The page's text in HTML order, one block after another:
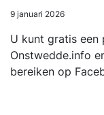
9 januari 2026
U kunt gratis
Onstwedde.info
bereiken op